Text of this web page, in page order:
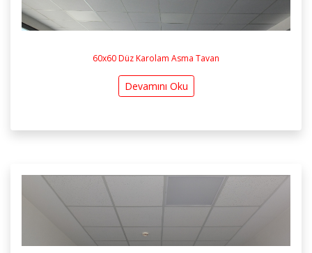
60x60 Düz Karolam Asma Tavan
Devamını Oku